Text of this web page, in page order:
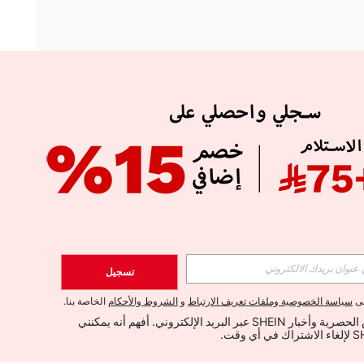
APP
الإشتراك
اشتراك
تسجيل
سياسة الخصوصية وملفات تعريف الارتباط و الشروط والأحكام الخاصة بنا.
أود تلقي العروض الحصرية وأخبار SHEIN عبر البريد الإلكتروني. أفهم أنه يمكنني